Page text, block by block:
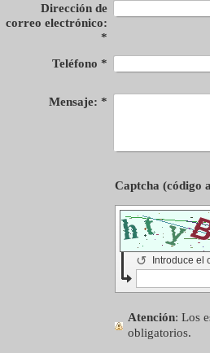
Dirección de
correo electrónico:
*
Teléfono *
Mensaje: *
Introduce el
↺
Atención : Los
obligatorios.